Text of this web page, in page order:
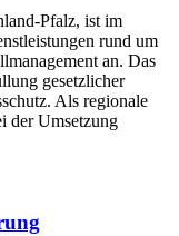
Pfalz, ist im
rund um
an. Das
gesetzlicher
Als regionale
der Umsetzung